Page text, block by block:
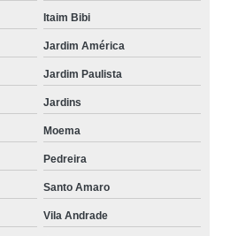
Itaim Bibi
Jardim América
Jardim Paulista
Jardins
Moema
Pedreira
Santo Amaro
Vila Andrade